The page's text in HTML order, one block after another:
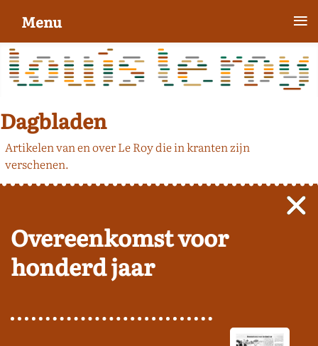
Dagbladen
Artikelen van en over Le Roy die in kranten zijn
verschenen.
Overeenkomst voor
honderd jaar
Menu ≡